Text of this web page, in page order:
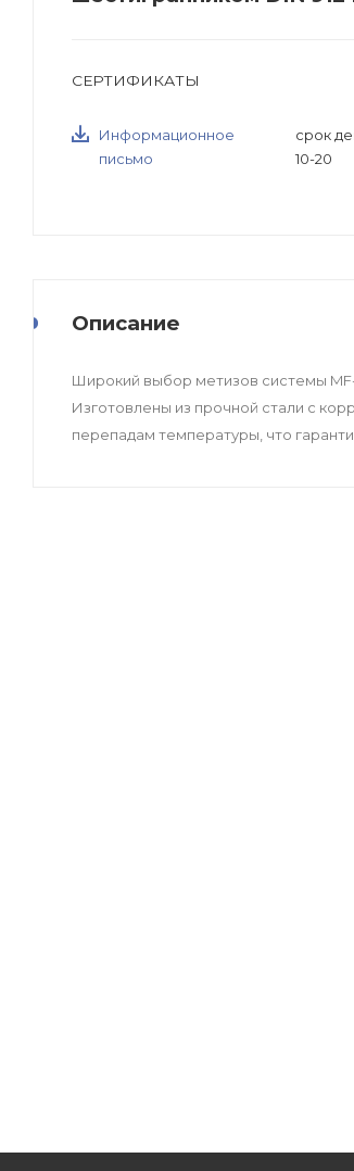
СЕРТИФИКАТЫ
Информационное
письмо
срок
10-20
Описание
Широкий выбор метизов системы
Изготовлены из прочной стали с
перепадам температуры, что